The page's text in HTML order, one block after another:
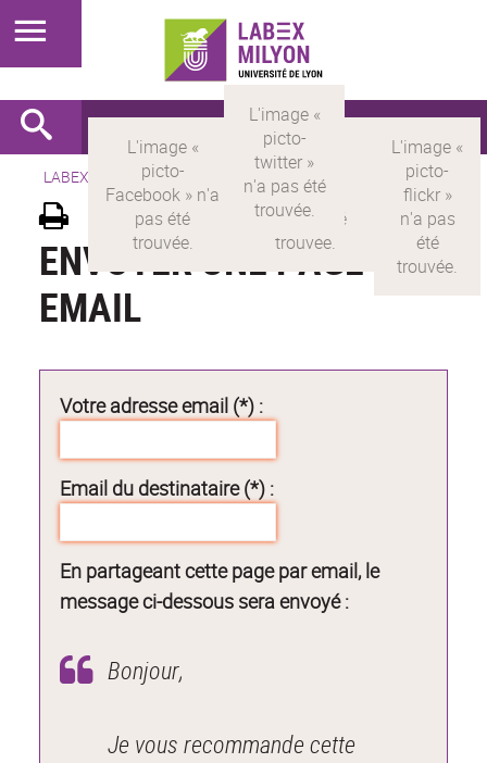
LABEX > LABEX MILYON
ENVOYER UNE PAGE PAR
EMAIL
Votre adresse email (*) :
Email du destinataire (*) :
En partageant cette page par email, le
message ci-dessous sera envoyé :
Bonjour,
Je vous recommande cette